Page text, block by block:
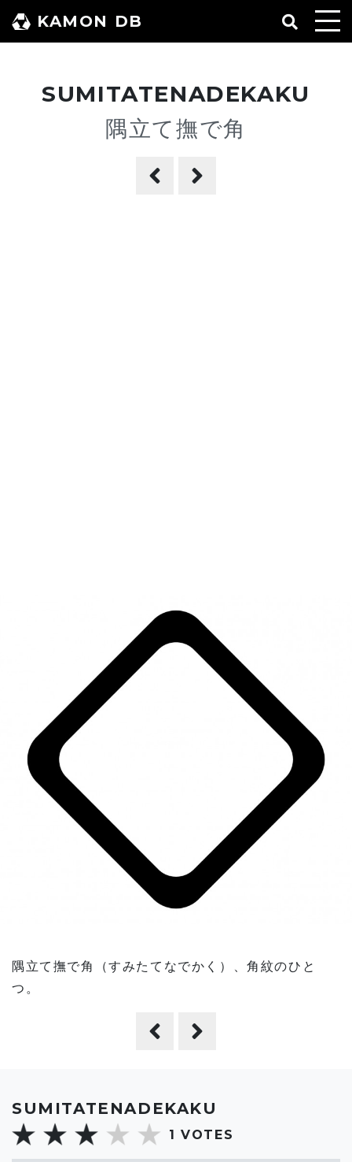
ン
KAMON DB
SUMITATENADEKAKU
隅立て撫で角
SUMITATENADEKAKU
1 VOTES
隅立て撫で角（すみたてなでかく）、角紋のひと
つ。